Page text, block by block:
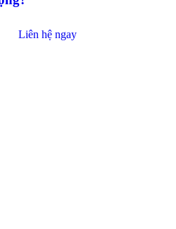
Liên hệ ngay